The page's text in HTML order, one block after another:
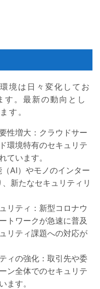
境は日々変化してお
す。最新の動向とし
す。
性増大：クラウドサー
環境特有のセキュリテ
ています。
AI）やモノのインター
新たなセキュリティリ
リティ：新型コロナウ
トワークが急速に普及
リティ課題への対応が
ィの強化：取引先や委
ン全体でのセキュリテ
ます。